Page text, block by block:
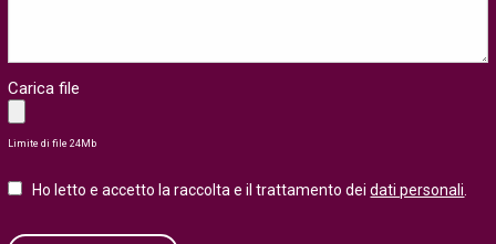
Carica file
Limite di file 24Mb
Ho letto e accetto la raccolta e il trattamento deidati personali.